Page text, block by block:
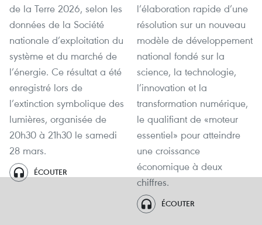
de la Terre 2026, selon les
données de la Société
nationale d’exploitation du
système et du marché de
l’énergie. Ce résultat a été
enregistré lors de
l’extinction symbolique des
lumières, organisée de
20h30 à 21h30 le samedi
28 mars.
ÉCOUTER
l’élaboration rapide d’une
résolution sur un nouveau
modèle de développement
national fondé sur la
science, la technologie,
l’innovation et la
transformation numérique,
le qualifiant de «moteur
essentiel» pour atteindre
une croissance
économique à deux
chiffres.
ÉCOUTER